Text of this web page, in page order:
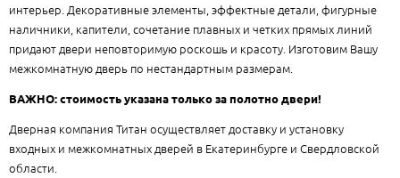
интерьер. Декоративные элементы, эффектные детали, фигурные
наличники, капители, сочетание плавных и четких прямых линий
придают двери неповторимую роскошь и красоту. Изготовим Вашу
межкомнатную дверь по нестандартным размерам.
ВАЖНО: стоимость указана только за полотно двери!
Дверная компания Титан осуществляет доставку и установку
входных и межкомнатных дверей в Екатеринбурге и Свердловской
области.